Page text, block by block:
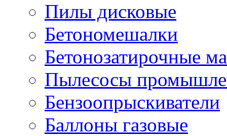
Пилы дисковые
Бетономешалки
Бетонозатирочные
Пылесосы
Бензоопрыскиватели
Баллоны газовые